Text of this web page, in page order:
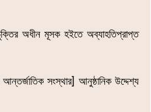
অধীন মূসক হইতে অব্যাহতিপ্রাপ্ত
আন্তর্জাতিক সংস্থার] আনুষ্ঠানিক উদ্দেশ্য